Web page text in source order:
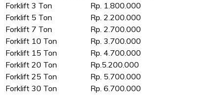
Forklift 3 Ton
Rp. 1.800.000
Forklift 5 Ton
Rp. 2.200.000
Forklift 7 Ton
Rp. 2.700.000
Forklift 10 Ton
Rp. 3.700.000
Forklift 15 Ton
Rp. 4.700.000
Forklift 20 Ton
Rp.5.200.000
Forklift 25 Ton
Rp. 5.700.000
Forklift 30 Ton
Rp. 6.700.000